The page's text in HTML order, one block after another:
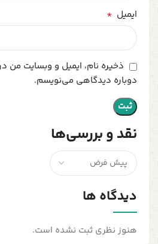
نقد و بررسی‌ها
دیدگاه ها
هنوز نظری ثبت نشده است.
ایمیل *
ذخیره نام، ایمیل و وبسایت من
دوباره دیدگاهی می‌نویسم.